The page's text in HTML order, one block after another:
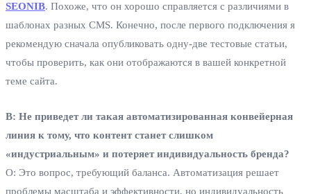
SEONIB. Похоже, что он хорошо справляется с различиями в
шаблонах разных CMS. Конечно, после первого подключения я
рекомендую сначала опубликовать одну-две тестовые статьи,
чтобы проверить, как они отображаются в вашей конкретной
теме сайта.
В: Не приведет ли такая автоматизированная конвейерная
линия к тому, что контент станет слишком
«индустриальным» и потеряет индивидуальность бренда?
О: Это вопрос, требующий баланса. Автоматизация решает
проблемы масштаба и эффективности, но индивидуальность